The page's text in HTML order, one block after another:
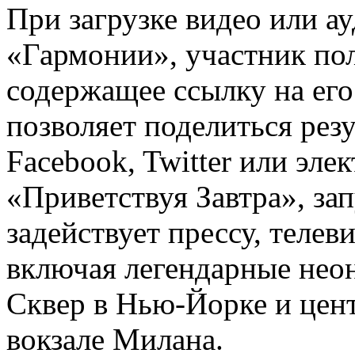
При загрузке видео или
«Гармонии», участник
содержащее ссылку на
позволяет поделиться
Facebook, Twitter или
«Приветствуя Завтра»,
задействует прессу,
включая легендарные
Сквер в Нью-Йорке и
вокзале Милана.